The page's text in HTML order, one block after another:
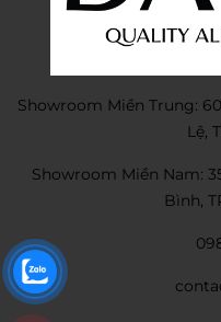
Showroom Miền Trung:
Lệ,
Showroom Miền Nam:
Bình,